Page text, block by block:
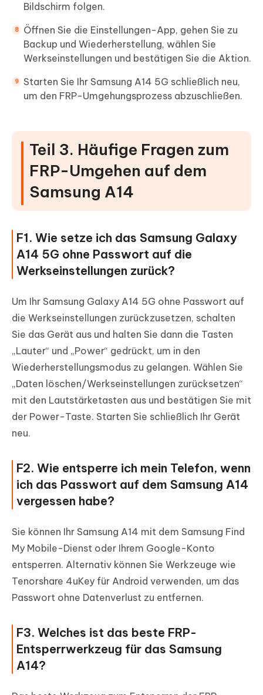
Bildschirm folgen.
Öffnen Sie die Einstellungen-App, gehen Sie zu
Backup und Wiederherstellung, wählen Sie
Werkseinstellungen und bestätigen Sie die Aktion.
Starten Sie Ihr Samsung A14 5G schließlich neu,
um den FRP-Umgehungsprozess abzuschließen.
Teil 3. Häufige Fragen zum
FRP-Umgehen auf dem
Samsung A14
F1. Wie setze ich das Samsung Galaxy
A14 5G ohne Passwort auf die
Werkseinstellungen zurück?
Um Ihr Samsung Galaxy A14 5G ohne Passwort auf
die Werkseinstellungen zurückzusetzen, schalten
Sie das Gerät aus und halten Sie dann die Tasten
„Lauter“ und „Power“ gedrückt, um in den
Wiederherstellungsmodus zu gelangen. Wählen Sie
„Daten löschen/Werkseinstellungen zurücksetzen“
mit den Lautstärketasten aus und bestätigen Sie mit
der Power-Taste. Starten Sie schließlich Ihr Gerät
neu.
F2. Wie entsperre ich mein Telefon, wenn
ich das Passwort auf dem Samsung A14
vergessen habe?
Sie können Ihr Samsung A14 mit dem Samsung Find
My Mobile-Dienst oder Ihrem Google-Konto
entsperren. Alternativ können Sie Werkzeuge wie
Tenorshare 4uKey für Android verwenden, um das
Passwort ohne Datenverlust zu entfernen.
F3. Welches ist das beste FRP-
Entsperrwerkzeug für das Samsung
A14?